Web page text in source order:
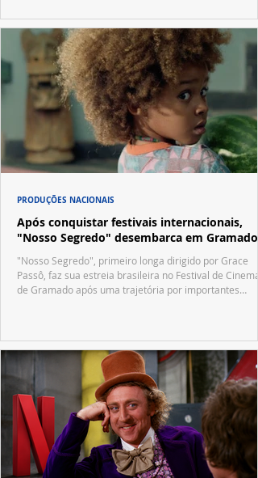
Após conquistar festivais internacionais,
"Nosso Segredo" desembarca em Gramado
"Nosso Segredo", primeiro longa dirigido por Grace
Passô, faz sua estreia brasileira no Festival de Cinema
de Gramado após uma trajetória por importantes
PRODUÇÕES NACIONAIS